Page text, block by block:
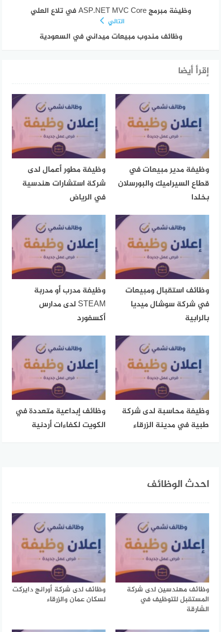
وظيفة مبرمج ASP.NET MVC Core في تلاع العلي
التالي
وظائف مندوب مبيعات ميداني في السعودية
إقرأ أيضا
وظيفة مدير مبيعات في
قطاع السيراميك والبورسلان
بخلدا
وظيفة مطور أعمال لدى
شركة استشارات هندسية
في الرياض
وظائف استقبال ومبيعات
في شركة سوشال ميديا
بالرابية
وظيفة مدرب أو مدربة
STEAM لدى مدارس
أكسفورد
وظيفة محاسبة لدى شركة
طبية في مدينة الزرقاء
وظائف إبداعية متعددة في
الكويت لكفاءات أردنية
احدث الوظائف
وظائف مهندسين لدى شركة
المستقبل للتوظيف في
الشارقة
وظائف لدى شركة أورانج دايركت
لسكان عمان والزرقاء